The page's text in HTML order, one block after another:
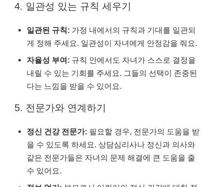
4. 일관성 있는 규칙 세우기
일관된 규칙: 가정 내에서의 규칙과 기대를 일관되
게 정해 주세요. 일관성이 자녀에게 안정감을 줘요.
자율성 부여: 규칙 안에서도 자녀가 스스로 결정을
내릴 수 있는 기회를 주세요. 그들의 선택이 존중된
다는 느낌을 받을 수 있어요.
5. 전문가와 연계하기
정신 건강 전문가: 필요할 경우, 전문가의 도움을 받
을 수 있도록 하세요. 상담심리사나 정신과 의사와
같은 전문가들은 자녀의 문제 해결에 큰 도움을 줄
수 있어요.